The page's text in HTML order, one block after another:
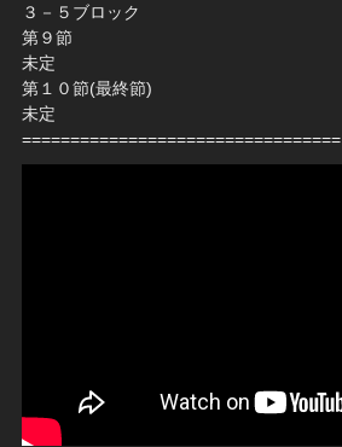
３－５ブロック
第９節
未定
第１０節(最終節)
未定
=================================